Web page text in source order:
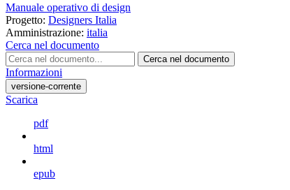
Manuale operativo di design
Progetto: Designers Italia
Amministrazione: italia
Cerca nel documento
Cerca nel documento
Informazioni
versione-corrente
Scarica
pdf
html
epub